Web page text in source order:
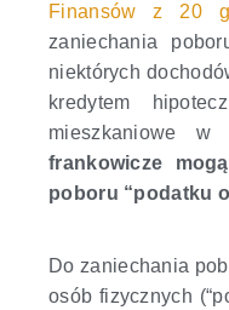
Finansów z 20
zaniechania
niektórych
kredytem
mieszkaniowe w
frankowicze
poboru “podatku
Do zaniechania
osób fizycznych